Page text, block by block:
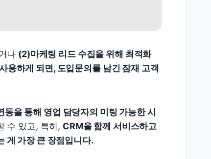
나 (2)마케팅 리드 수집을 위해 최적화
용하게 되면, 도입문의를 남긴 잠재 고객
동을 통해 영업 담당자의 미팅 가능한 시
수 있고, 특히, CRM을 함께 서비스하고
게 가장 큰 장점입니다.